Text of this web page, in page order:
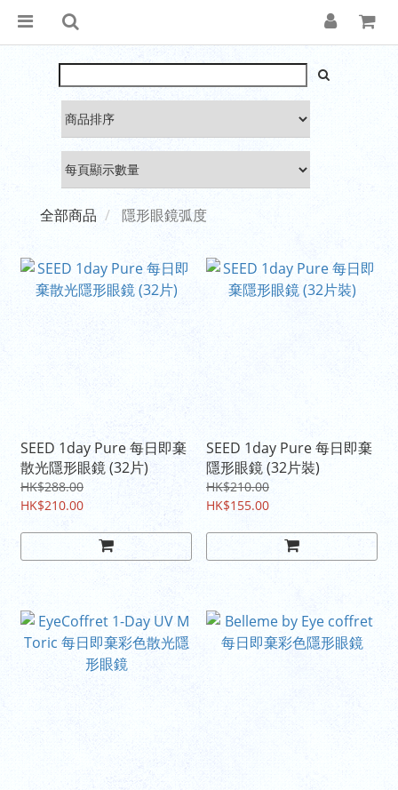
全部商品 隱形眼鏡弧度
SEED 1day Pure 每日即棄
散光隱形眼鏡 (32片)
HK$288.00
HK$210.00
SEED 1day Pure 每日即棄
隱形眼鏡 (32片裝)
HK$210.00
HK$155.00